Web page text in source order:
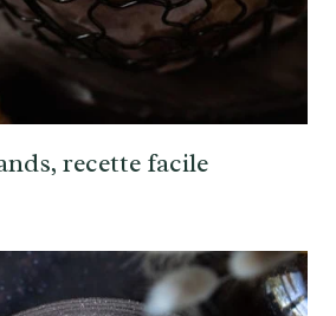
recette facile